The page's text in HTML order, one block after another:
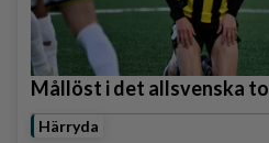
Mållöst i det allsvenska
Härryda